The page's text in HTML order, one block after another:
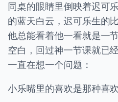
同桌的眼睛里倒映着迟可
的蓝天白云，迟可乐生的
他总能看着他一看就是一
空白，回过神一节课就已
一直在想一个问题：
小乐嘴里的喜欢是那种喜